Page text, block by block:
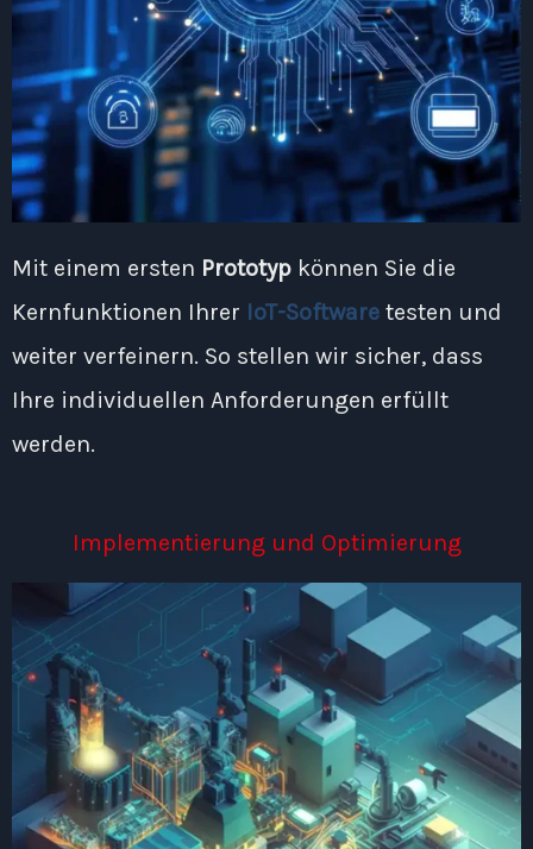
Mit einem ersten Prototyp können Sie die
Kernfunktionen Ihrer IoT-Software testen und
weiter verfeinern. So stellen wir sicher, dass
Ihre individuellen Anforderungen erfüllt
werden.
Implementierung und Optimierung